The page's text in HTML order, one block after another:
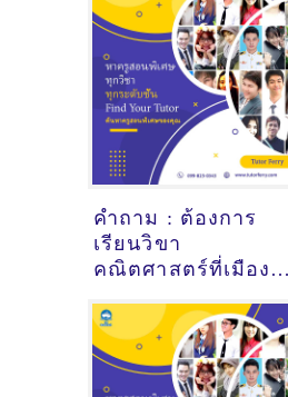
กรุงเทพมหานคร - ดู
คำแนะนำครูสอน
พิเศษที่นี่
คำถาม : ต้องการ
เรียนวิขา
คณิตศาสตร์ที่เมือง
ครูสอนพิเศษที่นี่